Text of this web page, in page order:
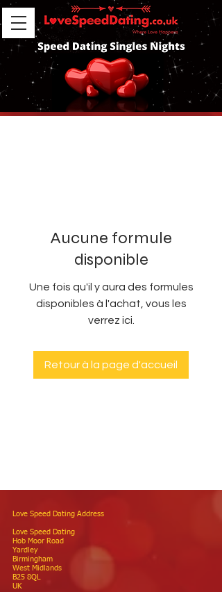
Aucune formule
disponible
Une fois qu'il y aura des formules
disponibles à l'achat, vous les
verrez ici.
Retour à la page d'accueil
Love Speed Dating Address
Love Speed Dating
Hob Moor Road
Yardley
Birmingham
West Midlands
B25 8QL
UK